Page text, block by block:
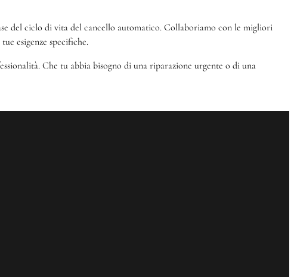
del ciclo di vita del cancello automatico. Collaboriamo con le migliori
esigenze specifiche.
Che tu abbia bisogno di una riparazione urgente o di una